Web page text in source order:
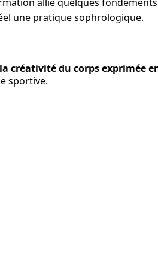
une pratique sophrologique.
créativité du corps exprimée
sportive.